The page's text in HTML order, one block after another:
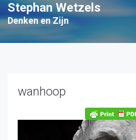
Stephan Wetzels
Denken en Zijn
wanhoop